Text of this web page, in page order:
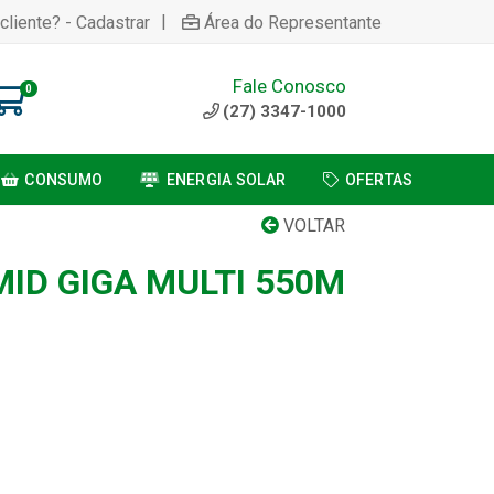
- Cadastrar | Área do Representante
0 Fale Conosco
(27) 3347-1000
CONSUMO ENERGIA SOLAR OFERTAS
VOLTAR
GIGA MULTI 550M